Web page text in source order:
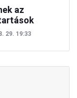
az
29. 19:33